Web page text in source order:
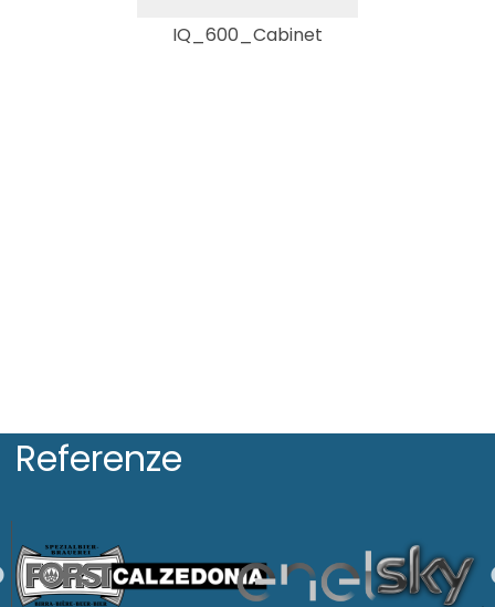
IQ_600_Cabinet
Referenze